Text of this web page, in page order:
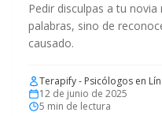
Pedir disculpas a tu
palabras, sino de
causado.
Terapify - Psicólogos en
12 de junio de 2025
5 min de lectura